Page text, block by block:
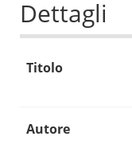
Dettagli
Titolo
Autore